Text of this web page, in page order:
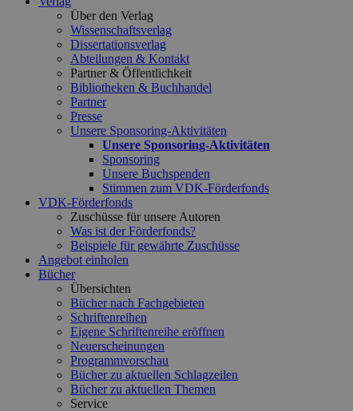
Über den Verlag
Wissenschaftsverlag
Dissertationsverlag
Abteilungen & Kontakt
Partner & Öffentlichkeit
Bibliotheken & Buchhandel
Partner
Presse
Unsere Sponsoring-Aktivitäten
Unsere Sponsoring-Aktivitäten
Sponsoring
Unsere Buchspenden
Stimmen zum VDK-Förderfonds
VDK-Förderfonds
Zuschüsse für unsere Autoren
Was ist der Förderfonds?
Beispiele für gewährte Zuschüsse
Angebot einholen
Bücher
Übersichten
Bücher nach Fachgebieten
Schriftenreihen
Eigene Schriftenreihe eröffnen
Neuerscheinungen
Programmvorschau
Bücher zu aktuellen Schlagzeilen
Bücher zu aktuellen Themen
Service